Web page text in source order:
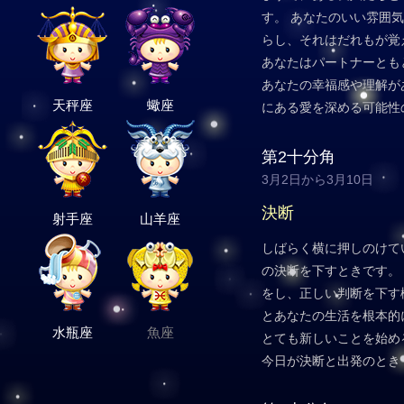
天秤座 蠍座
射手座 山羊座
水瓶座 魚座
す。 あなたのいい雰囲
らし、それはだれもが
あなたはパートナーと
あなたの幸福感や理解
にある愛を深める可能
第2十分角
3月2日から3月10日
決断
しばらく横に押しのけ
の決断を下すときです
をし、正しい判断を下
とあなたの生活を根本
とても新しいことを始
今日が決断と出発のとき